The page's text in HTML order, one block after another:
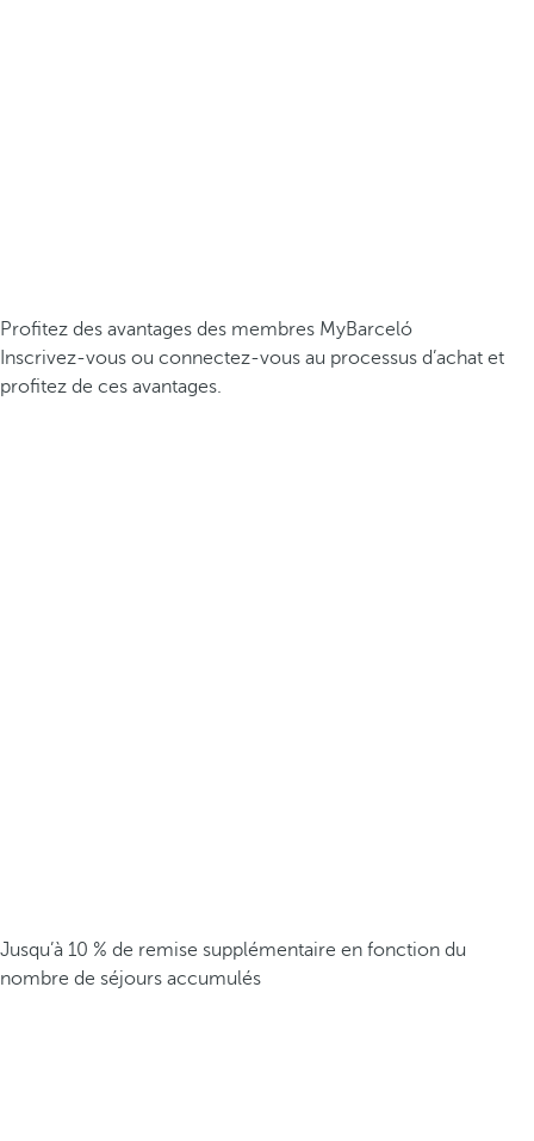
Profitez des avantages des membres MyBarceló
Inscrivez-vous ou connectez-vous au processus d’achat et
profitez de ces avantages.
Jusqu’à 10 % de remise supplémentaire en fonction du
nombre de séjours accumulés